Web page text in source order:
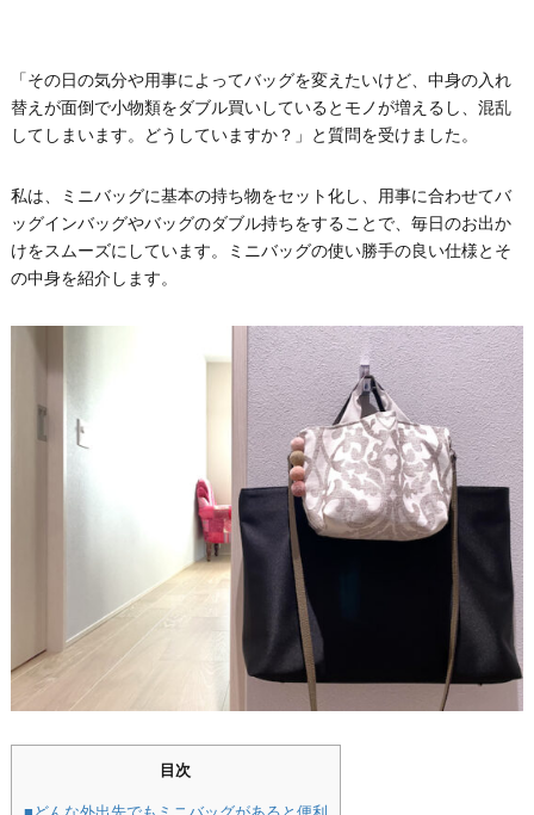
「その日の気分や用事によってバッグを変えたいけど、中身の入れ
替えが面倒で小物類をダブル買いしているとモノが増えるし、混乱
してしまいます。どうしていますか？」と質問を受けました。
私は、ミニバッグに基本の持ち物をセット化し、用事に合わせてバ
ッグインバッグやバッグのダブル持ちをすることで、毎日のお出か
けをスムーズにしています。ミニバッグの使い勝手の良い仕様とそ
の中身を紹介します。
目次